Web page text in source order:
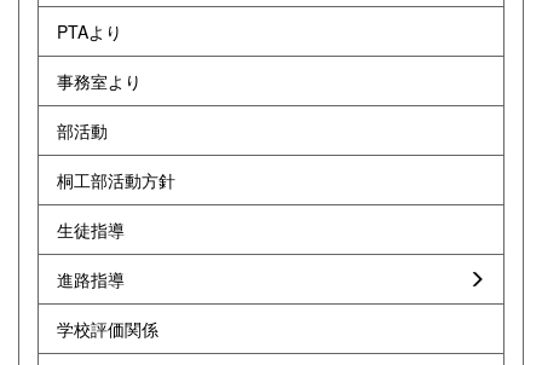
PTAより
事務室より
部活動
桐工部活動方針
生徒指導
進路指導
学校評価関係